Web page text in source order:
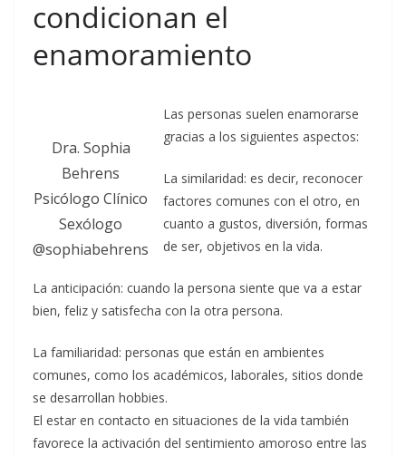
condicionan el
enamoramiento
Dra. Sophia
Behrens
Psicólogo Clínico
Sexólogo
@sophiabehrens
Las personas suelen enamorarse
gracias a los siguientes aspectos:
La similaridad: es decir, reconocer
factores comunes con el otro, en
cuanto a gustos, diversión, formas
de ser, objetivos en la vida.
La anticipación: cuando la persona siente que va a estar
bien, feliz y satisfecha con la otra persona.
La familiaridad: personas que están en ambientes
comunes, como los académicos, laborales, sitios donde
se desarrollan hobbies.
El estar en contacto en situaciones de la vida también
favorece la activación del sentimiento amoroso entre las